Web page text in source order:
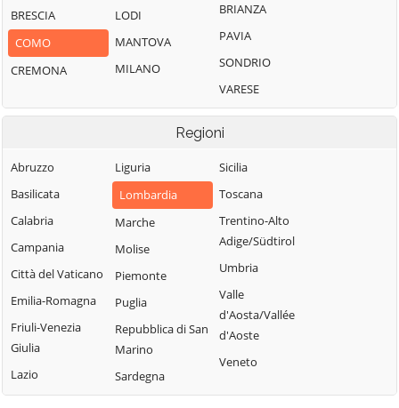
Bellagio
Bene Lario
Beregazzo con
Binago
Blessagno
Blevio
Bregnano
Brenna
Brienno
Brunate
Bulgarograsso
Cabiate
Cadorago
Faloppio
Fenegrò
Figino Serenza
Grandate
Grandola ed Uniti
Gravedona ed
Uniti
Griante
Guanzate
Inverigo
Laglio
Laino
Pognana Lario
Ponna
Ponte Lambro
Porlezza
Proserpio
Rezzago
Rodero
Rovellasca
Rovello Porro
San Nazzaro Val
BRESCIA
COMO
CREMONA
LODI
MANTOVA
MILANO
BRIANZA
PAVIA
SONDRIO
VARESE
Regioni
Abruzzo
Basilicata
Calabria
Campania
Città del Vaticano
Emilia-Romagna
Friuli-Venezia
Giulia
Lazio
Liguria
Lombardia
Marche
Molise
Piemonte
Puglia
Repubblica di San
Marino
Sardegna
Sicilia
Toscana
Trentino-Alto
Adige/Südtirol
Umbria
Valle
d'Aosta/Vallée
d'Aoste
Veneto